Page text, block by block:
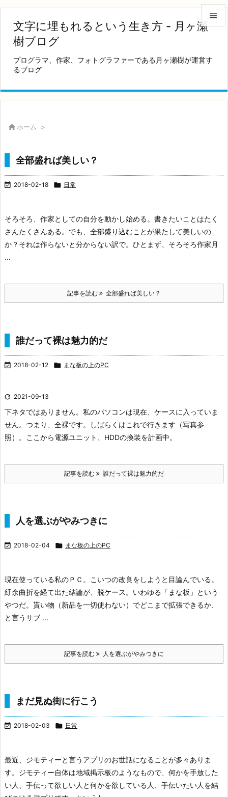
文字に埋もれるという生き方 - 月ヶ瀬
樹ブログ
プログラマ、作家、フォトグラファーである月ヶ瀬樹が運営す
るブログ



前へ
 ホーム >
全部盛れば美しい？
 2018-02-18  日常
そろそろ、作家としての自分を動かし始める。 書きたいことはたく
さんたくさんある。 でも、全部盛り込むことが果たして美しいの
か？ それは作らないと分からない訳で。 ひとまず、そろそろ作家月
...
記事を読む 全部盛れば美しい？
誰だって裸は魅力的だ
 2018-02-12  まな板の上のPC
 2021-09-13
下ネタではありません。 私のパソコンは現在、ケースに入っていま
せん。 つまり、全裸です。
しばらくはこれで行きます（写真参
照）。
ここから電源ユニット、HDDの換装を計画中。
記事を読む 誰だって裸は魅力的だ
人を選ぶがやみつきに
 2018-02-04  まな板の上のPC
現在使っている私のＰＣ。
こいつの改良をしようと目論んでいる。
紆余曲折を経て出た結論が、脱ケース。 いわゆる「まな板」という
やつだ。 貰い物（新品を一切使わない）でどこまで拡張できるか、
と言うサブ ...
記事を読む 人を選ぶがやみつきに
まだ見ぬ街に行こう
 2018-02-03  日常
最近、ジモティーと言うアプリのお世話になることが多々ありま
す。 ジモティー自体は地域掲示板のようなもので、何かを手放した
い人、手伝って欲しい人と何かを欲している人、手伝いたい人を結